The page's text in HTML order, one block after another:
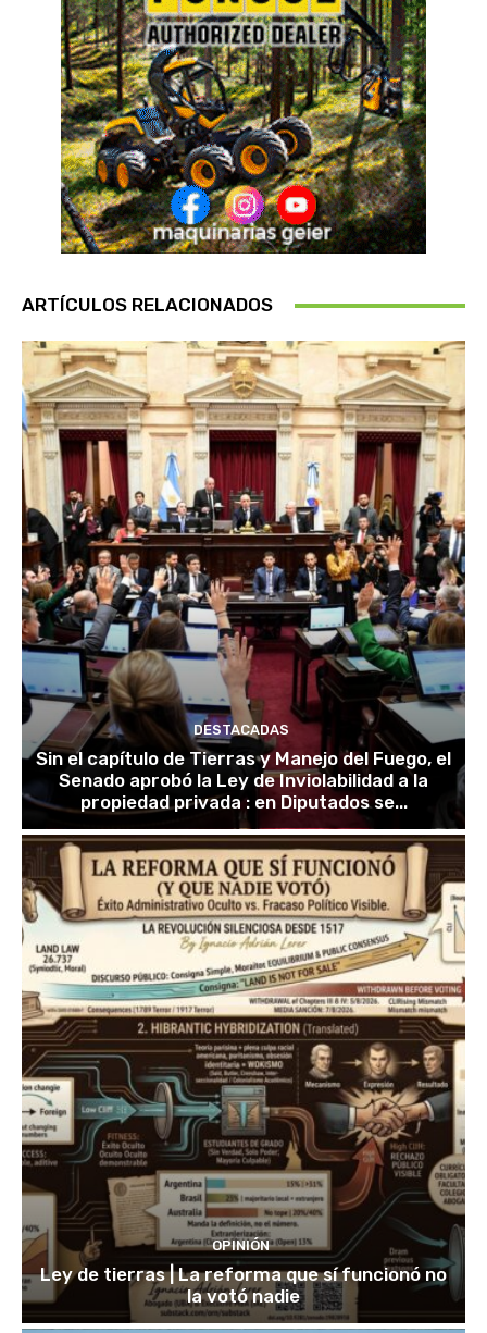
ARTÍCULOS RELACIONADOS
DESTACADAS
Sin el capítulo de Tierras y Manejo del Fuego, el
Senado aprobó la Ley de Inviolabilidad a la
propiedad privada : en Diputados se...
OPINIÓN
Ley de tierras | La reforma que sí funcionó no
la votó nadie